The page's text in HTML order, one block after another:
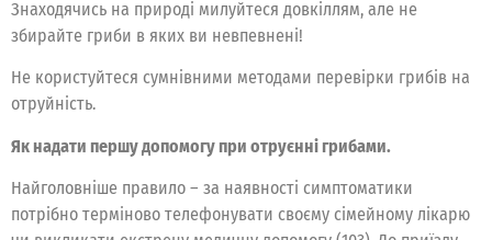
Знаходячись на природі милуйтеся довкіллям, але не
збирайте гриби в яких ви невпевнені!
Не користуйтеся сумнівними методами перевірки грибів на
отруйність.
Як надати першу допомогу при отруєнні грибами.
Найголовніше правило – за наявності симптоматики
потрібно терміново телефонувати своєму сімейному лікарю